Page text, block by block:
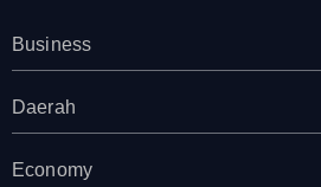
Business
Daerah
Economy